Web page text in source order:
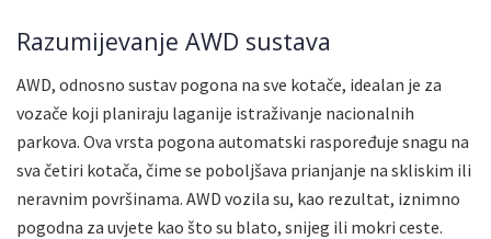
Razumijevanje AWD sustava
AWD, odnosno sustav pogona na sve kotače, idealan je za
vozače koji planiraju laganije istraživanje nacionalnih
parkova. Ova vrsta pogona automatski raspoređuje snagu na
sva četiri kotača, čime se poboljšava prianjanje na skliskim ili
neravnim površinama. AWD vozila su, kao rezultat, iznimno
pogodna za uvjete kao što su blato, snijeg ili mokri ceste.